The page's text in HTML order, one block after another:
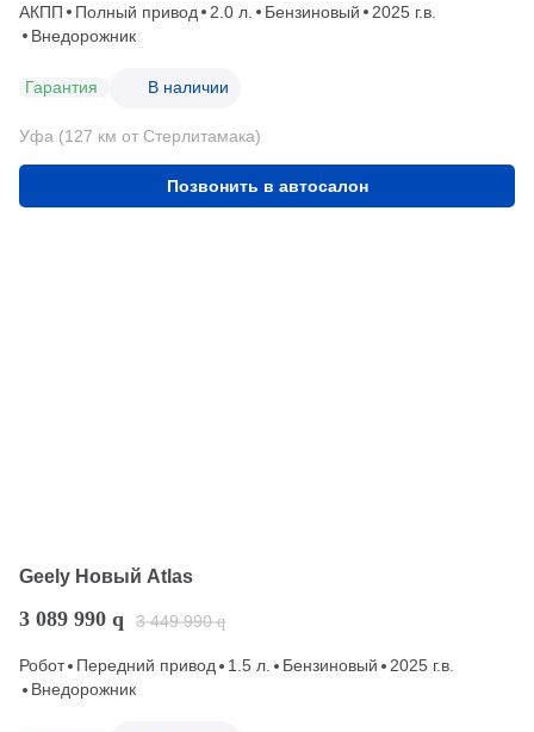
АКПП Полный привод 2.0 л. Бензиновый
2025 г.в.
Внедорожник
Гарантия В наличии
Уфа (127 км от Стерлитамака)
Позвонить в автосалон
Geely Новый Atlas
3 089 990 q 3 449 990 q
Робот Передний привод 1.5 л. Бензиновый
2025 г.в.
Внедорожник